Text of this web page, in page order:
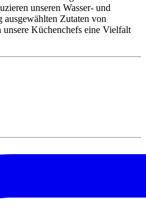
unseren Wasser- und
Zutaten von
unsere Küchenchefs eine Vielfalt